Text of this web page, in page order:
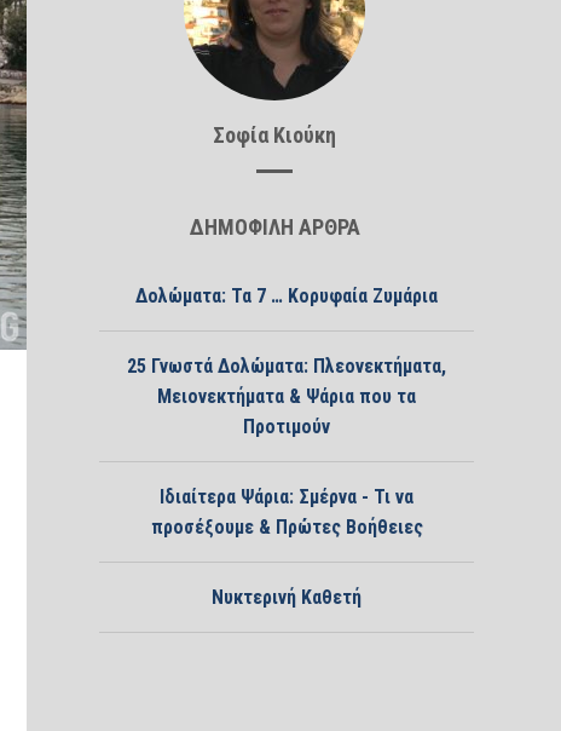
Σοφία Κιούκη
ΔΗΜΟΦΙΛΗ ΑΡΘΡΑ
Δολώματα: Τα 7 … Κορυφαία Ζυμάρια
25 Γνωστά Δολώματα: Πλεονεκτήματα,
Μειονεκτήματα & Ψάρια που τα
Προτιμούν
Ιδιαίτερα Ψάρια: Σμέρνα - Τι να
προσέξουμε & Πρώτες Βοήθειες
Νυκτερινή Καθετή